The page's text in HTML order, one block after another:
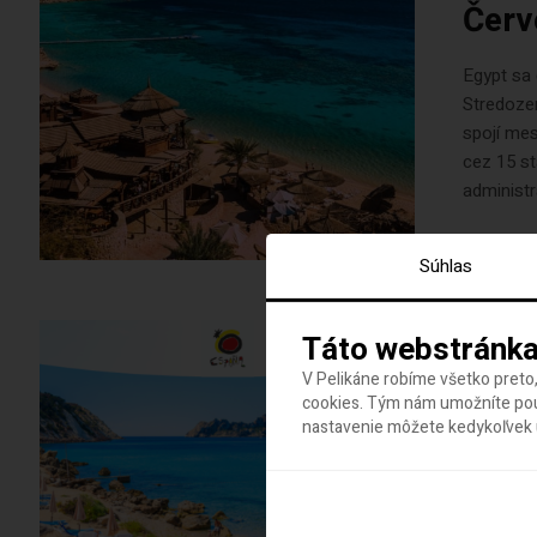
Egypt
spojí
cez 15
8.
Leto je
Súhlas
Táto
V Pelikáne robíme všetko
cookies. Tým nám umožníte
nastavenie môžete